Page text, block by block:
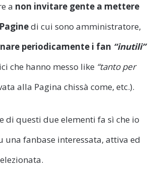
a non invitare gente a mettere
di cui sono amministratore,
periodicamente i fan “inutili”
che hanno messo like “tanto per
alla Pagina chissà come, etc.).
di questi due elementi fa sì che io
una fanbase interessata, attiva ed